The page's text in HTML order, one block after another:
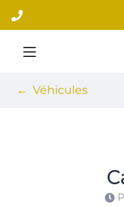
Aller
au
contenu
Véhicules